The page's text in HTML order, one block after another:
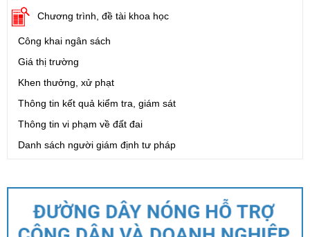
Chương trình, đề tài khoa học
Công khai ngân sách
Giá thị trường
Khen thưởng, xử phạt
Thông tin kết quả kiểm tra, giám sát
Thông tin vi phạm về đất đai
Danh sách người giám định tư pháp